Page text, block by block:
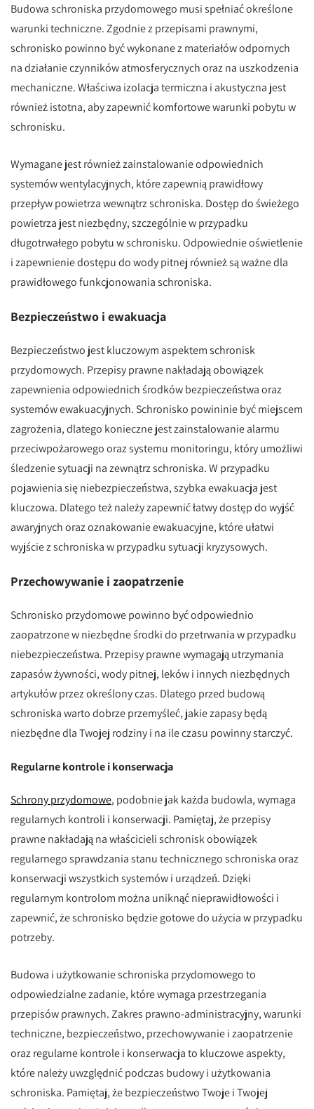
Budowa schroniska przydomowego musi spełniać określone
warunki techniczne. Zgodnie z przepisami prawnymi,
schronisko powinno być wykonane z materiałów odpornych
na działanie czynników atmosferycznych oraz na uszkodzenia
mechaniczne. Właściwa izolacja termiczna i akustyczna jest
również istotna, aby zapewnić komfortowe warunki pobytu w
schronisku.
Wymagane jest również zainstalowanie odpowiednich
systemów wentylacyjnych, które zapewnią prawidłowy
przepływ powietrza wewnątrz schroniska. Dostęp do świeżego
powietrza jest niezbędny, szczególnie w przypadku
długotrwałego pobytu w schronisku. Odpowiednie oświetlenie
i zapewnienie dostępu do wody pitnej również są ważne dla
prawidłowego funkcjonowania schroniska.
Bezpieczeństwo i ewakuacja
Bezpieczeństwo jest kluczowym aspektem schronisk
przydomowych. Przepisy prawne nakładają obowiązek
zapewnienia odpowiednich środków bezpieczeństwa oraz
systemów ewakuacyjnych. Schronisko powininie być miejscem
zagrożenia, dlatego konieczne jest zainstalowanie alarmu
przeciwpożarowego oraz systemu monitoringu, który umożliwi
śledzenie sytuacji na zewnątrz schroniska. W przypadku
pojawienia się niebezpieczeństwa, szybka ewakuacja jest
kluczowa. Dlatego też należy zapewnić łatwy dostęp do wyjść
awaryjnych oraz oznakowanie ewakuacyjne, które ułatwi
wyjście z schroniska w przypadku sytuacji kryzysowych.
Przechowywanie i zaopatrzenie
Schronisko przydomowe powinno być odpowiednio
zaopatrzone w niezbędne środki do przetrwania w przypadku
niebezpieczeństwa. Przepisy prawne wymagają utrzymania
zapasów żywności, wody pitnej, leków i innych niezbędnych
artykułów przez określony czas. Dlatego przed budową
schroniska warto dobrze przemyśleć, jakie zapasy będą
niezbędne dla Twojej rodziny i na ile czasu powinny starczyć.
Regularne kontrole i konserwacja
Schrony przydomowe, podobnie jak każda budowla, wymaga
regularnych kontroli i konserwacji. Pamiętaj, że przepisy
prawne nakładają na właścicieli schronisk obowiązek
regularnego sprawdzania stanu technicznego schroniska oraz
konserwacji wszystkich systemów i urządzeń. Dzięki
regularnym kontrolom można uniknąć nieprawidłowości i
zapewnić, że schronisko będzie gotowe do użycia w przypadku
potrzeby.
Budowa i użytkowanie schroniska przydomowego to
odpowiedzialne zadanie, które wymaga przestrzegania
przepisów prawnych. Zakres prawno-administracyjny, warunki
techniczne, bezpieczeństwo, przechowywanie i zaopatrzenie
oraz regularne kontrole i konserwacja to kluczowe aspekty,
które należy uwzględnić podczas budowy i użytkowania
schroniska. Pamiętaj, że bezpieczeństwo Twoje i Twojej